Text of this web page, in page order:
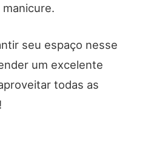
seu espaço nesse
um excelente
todas as